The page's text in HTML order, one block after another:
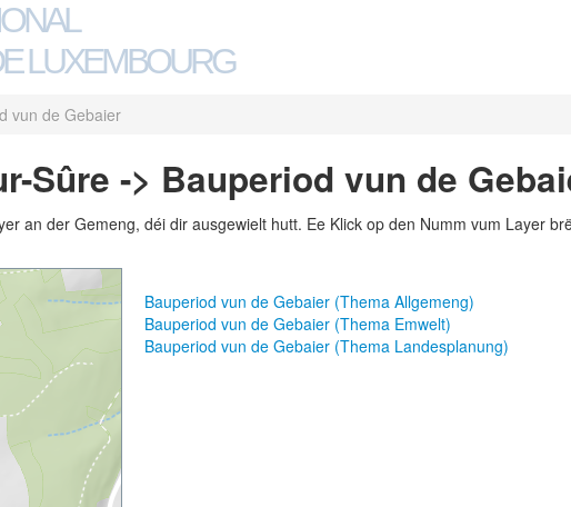
LUXEMBOURG
vun de Gebaier
Sûre -> Bauperiod vun de
an der Gemeng, déi dir ausgewielt hutt. Ee Klick op den Numm vum Layer
Bauperiod vun de Gebaier (Thema Allgemeng)
Bauperiod vun de Gebaier (Thema Emwelt)
Bauperiod vun de Gebaier (Thema Landesplanung)